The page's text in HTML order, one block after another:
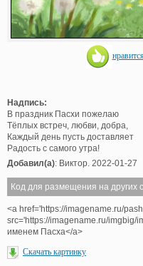
Надпись:
В праздник Пасхи пожелаю
Тёплых встреч, любви, добра,
Каждый день пусть доставляет
Радость с самого утра!
Добавил(а): Виктор. 2022-01-27
Код для размещения на других
<a href='https://imagename.ru/
src='https://imagename.ru/imgbig/
именем Пасха</a>
Скачать картинку